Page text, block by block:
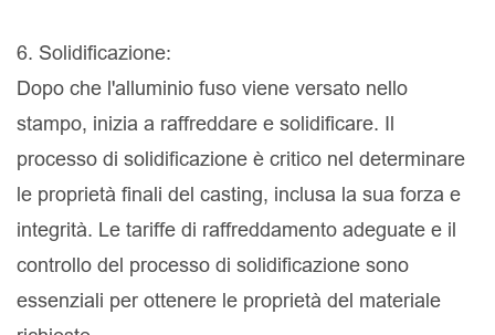
6. Solidificazione:
Dopo che l'alluminio fuso viene versato nello
stampo, inizia a raffreddare e solidificare. Il
processo di solidificazione è critico nel determinare
le proprietà finali del casting, inclusa la sua forza e
integrità. Le tariffe di raffreddamento adeguate e il
controllo del processo di solidificazione sono
essenziali per ottenere le proprietà del materiale